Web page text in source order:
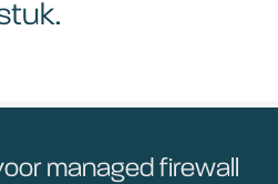
managed firewall